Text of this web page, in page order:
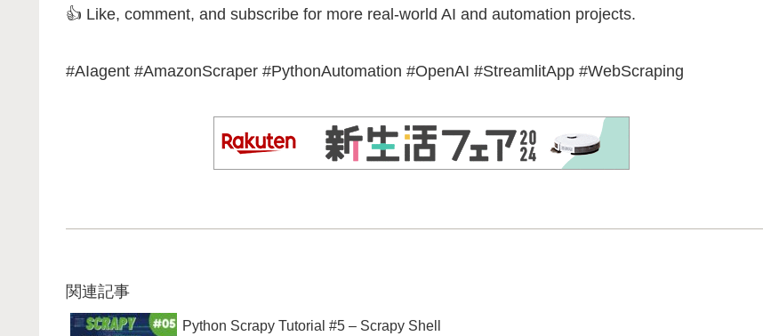
👍 Like, comment, and subscribe for more real-world AI and automation projects.
#AIagent #AmazonScraper #PythonAutomation #OpenAI #StreamlitApp #WebScraping
関連記事
Python Scrapy Tutorial #5 – Scrapy Shell